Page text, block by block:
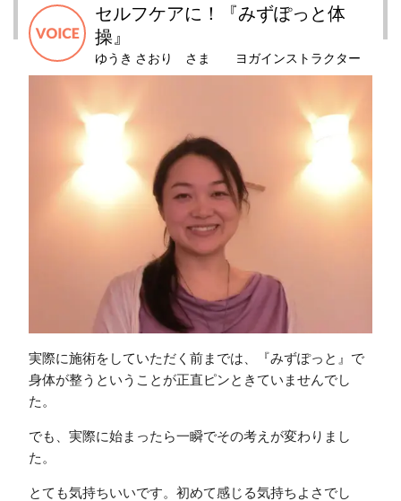
セルフケアに！『みずぽっと体
操』
ゆうき さおり さま ヨガインストラクター
実際に施術をしていただく前までは、『みずぽっと』で
身体が整うということが正直ピンときていませんでし
た。
でも、実際に始まったら一瞬でその考えが変わりまし
た。
とても気持ちいいです。初めて感じる気持ちよさでし